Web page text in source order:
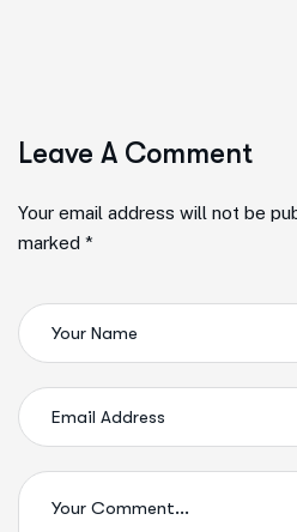
Leave A Comment
Your email address will not be
marked *